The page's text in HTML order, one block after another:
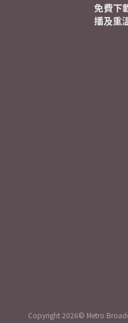
免費下
播及重
Copyright 2026© Metro